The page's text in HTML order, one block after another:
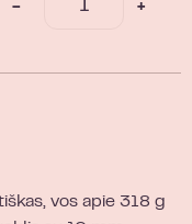
- +
vos apie 318 g